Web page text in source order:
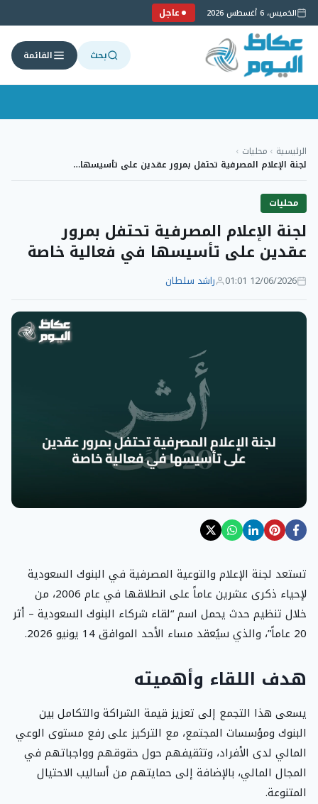
الخميس، 6 أغسطس 2026 عاجل
بحث القائمة
إلى
المحتوى
الرئيسية › محليات ›
لجنة الإعلام المصرفية تحتفل بمرور عقدين على تأسيسها…
محليات
لجنة الإعلام المصرفية تحتفل بمرور
عقدين على تأسيسها في فعالية خاصة
12/06/2026 01:01 راشد سلطان
تستعد لجنة الإعلام والتوعية المصرفية في البنوك السعودية
لإحياء ذكرى عشرين عاماً على انطلاقها في عام 2006، من
خلال تنظيم حدث يحمل اسم “لقاء شركاء البنوك السعودية – أثر
20 عاماً”، والذي سيُعقد مساء الأحد الموافق 14 يونيو 2026.
هدف اللقاء وأهميته
يسعى هذا التجمع إلى تعزيز قيمة الشراكة والتكامل بين
البنوك ومؤسسات المجتمع، مع التركيز على رفع مستوى الوعي
المالي لدى الأفراد، وتثقيفهم حول حقوقهم وواجباتهم في
المجال المالي، بالإضافة إلى حمايتهم من أساليب الاحتيال
المتنوعة.